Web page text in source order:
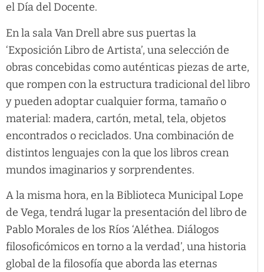
el Día del Docente.
En la sala Van Drell abre sus puertas la
‘Exposición Libro de Artista’, una selección de
obras concebidas como auténticas piezas de arte,
que rompen con la estructura tradicional del libro
y pueden adoptar cualquier forma, tamaño o
material: madera, cartón, metal, tela, objetos
encontrados o reciclados. Una combinación de
distintos lenguajes con la que los libros crean
mundos imaginarios y sorprendentes.
A la misma hora, en la Biblioteca Municipal Lope
de Vega, tendrá lugar la presentación del libro de
Pablo Morales de los Ríos ‘Aléthea. Diálogos
filosoficómicos en torno a la verdad’, una historia
global de la filosofía que aborda las eternas